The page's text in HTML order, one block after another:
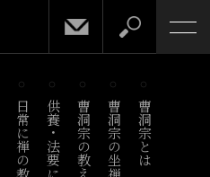
曹洞宗の坐禅 曹洞宗とは